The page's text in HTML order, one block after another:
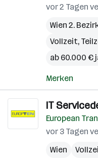
vor 2 Tagen
Wien 2.
Vollzeit,
ab 60.000 €
Merken
IT
European
vor 3 Tagen
Wien